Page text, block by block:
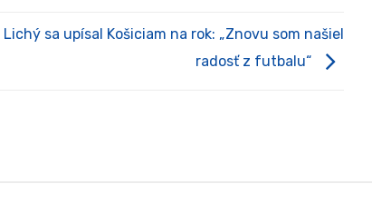
Lichý sa upísal Košiciam na rok: „Znovu som našiel
radosť z futbalu“